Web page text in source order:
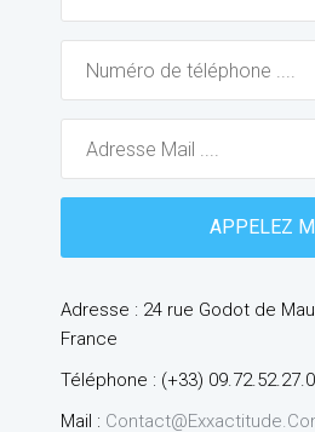
Adresse : 24 rue Godot de
France
Téléphone : (+33)
Mail :